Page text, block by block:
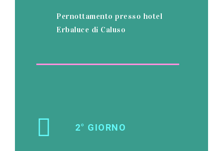
Pernottamento presso hotel
Erbaluce di Caluso
2° GIORNO